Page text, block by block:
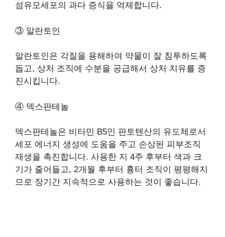
섬유모세포의 과다 증식을 억제합니다.
③ 알란토인
알란토인은 각질을 용해하여 약물이 잘 침투하도록
돕고, 상처 조직에 수분을 공급해서 상처 치유를 증
진시킵니다.
④ 덱스판테놀
덱스판테놀은 비타민 B5인 판토텐산의 유도체로서
세포 에너지 생성에 도움을 주고 손상된 피부조직
재생을 촉진합니다. 사용한 지 4주 후부터 색과 크
기가 줄어들고, 2개월 후부터 흉터 조직이 평평해지
므로 장기간 지속적으로 사용하는 것이 좋습니다.